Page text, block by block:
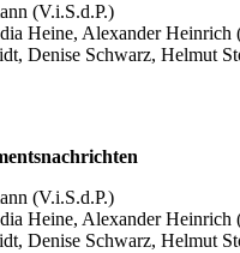
(V.i.S.d.P.)
Heine, Alexander Heinrich
Denise Schwarz, Helmut
(V.i.S.d.P.)
Heine, Alexander Heinrich
Denise Schwarz, Helmut